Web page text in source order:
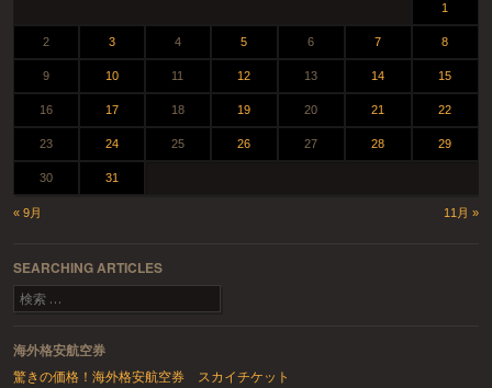
« 9月 11月 »
1
2 3 4 5 6 7 8
9 10 11 12 13 14 15
16 17 18 19 20 21 22
23 24 25 26 27 28 29
30 31
SEARCHING ARTICLES
検索
海外格安航空券
驚きの価格！海外格安航空券 スカイチケット